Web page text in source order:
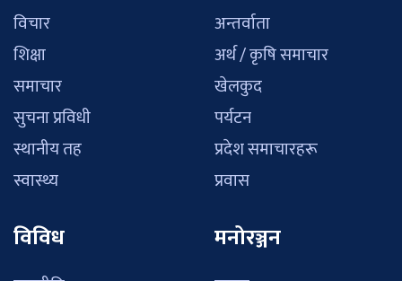
विचार
शिक्षा
समाचार
सुचना प्रविधी
स्थानीय तह
स्वास्थ्य
अन्तर्वाता
अर्थ / कृषि समाचार
खेलकुद
पर्यटन
प्रदेश समाचारहरू
प्रवास
विविध मनोरञ्जन